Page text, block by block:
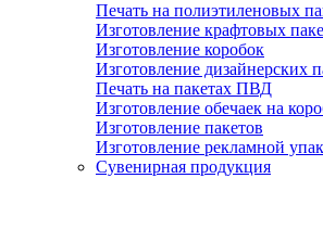
Печать на полиэтиленовых
Изготовление крафтовых
Изготовление коробок
Изготовление дизайнерских
Печать на пакетах ПВД
Изготовление обечаек на
Изготовление пакетов
Изготовление рекламной
Сувенирная продукция